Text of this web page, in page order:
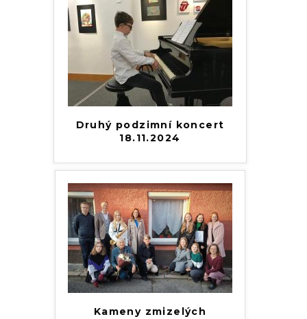
Druhý podzimní koncert
18.11.2024
Kameny zmizelých